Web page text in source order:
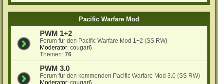
Pacific Warfare Mod
PWM 1+2
Forum für den Pacific Warfare Mod 1+2 (SS RW)
Moderator: cougar6
Themen:76
PWM 3.0
Forum für den kommenden Pacific Warfare Mod 3.0 (SS RW)
Moderator: cougar6